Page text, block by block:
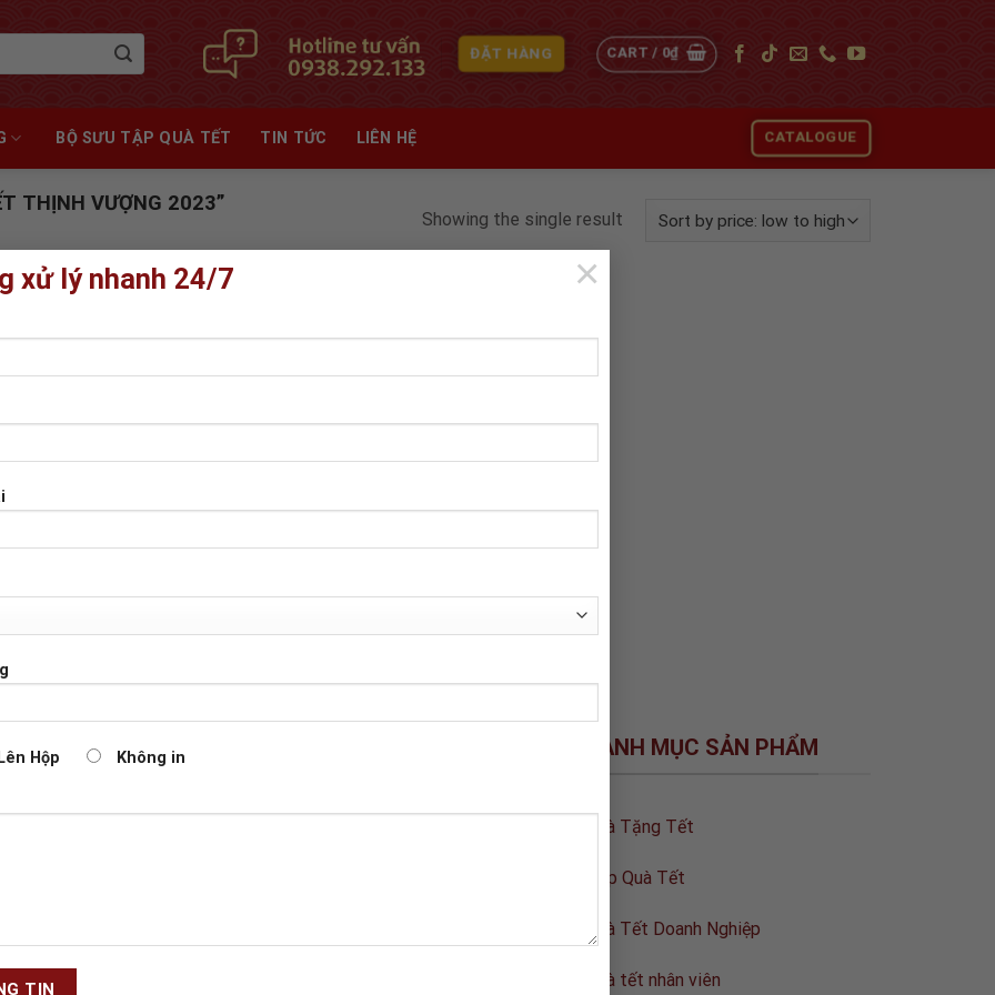
xử lý nhanh 24/7
Hộp Không in
×
ĐẶT HÀNG CART / 0₫
BỘ SƯU TẬP QUÀ TẾT TIN TỨC LIÊN HỆ CATALOGUE
THỊNH VƯỢNG 2023”
Showing the single result
TẾ GCK GROUP
tặng cao cấp, mang đến
vời cho khách hàng.
DANH MỤC SẢN PHẨM
Quà Tặng Tết
Hộp Quà Tết
Quà Tết Doanh Nghiệp
Quà tết nhân viên